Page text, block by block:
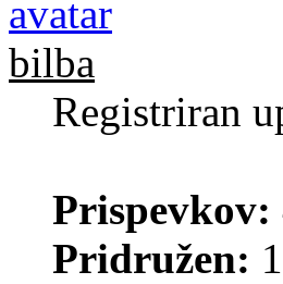
bilba
Registriran
Prispevkov:
Pridružen: